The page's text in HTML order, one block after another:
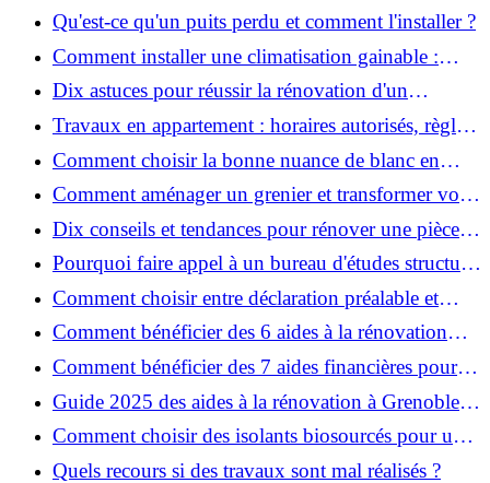
Qu'est-ce qu'un puits perdu et comment l'installer ?
Comment installer une climatisation gainable :
coût, étapes et conseils ?
Dix astuces pour réussir la rénovation d'un
appartement
Travaux en appartement : horaires autorisés, règles
et bonnes pratiques
Comment choisir la bonne nuance de blanc en
décoration et éviter les pièges ?
Comment aménager un grenier et transformer vos
combles en espace habitable ?
Dix conseils et tendances pour rénover une pièce
de la maison
Pourquoi faire appel à un bureau d'études structure
pour garantir la sécurité de vos rénovations ?
Comment choisir entre déclaration préalable et
permis de construire pour vos travaux ?
Comment bénéficier des 6 aides à la rénovation
énergétique à Grenoble ?
Comment bénéficier des 7 aides financières pour la
rénovation énergétique à Voiron ?
Guide 2025 des aides à la rénovation à Grenoble et
Voiron : MaPrimeRénov’, CEE, aides locales
Comment choisir des isolants biosourcés pour une
rénovation écologique ?
Quels recours si des travaux sont mal réalisés ?